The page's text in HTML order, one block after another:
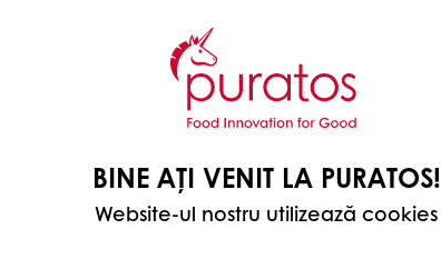
10
g
BINE AȚI VENIT LA PURATOS!
Website-ul nostru utilizează cookies